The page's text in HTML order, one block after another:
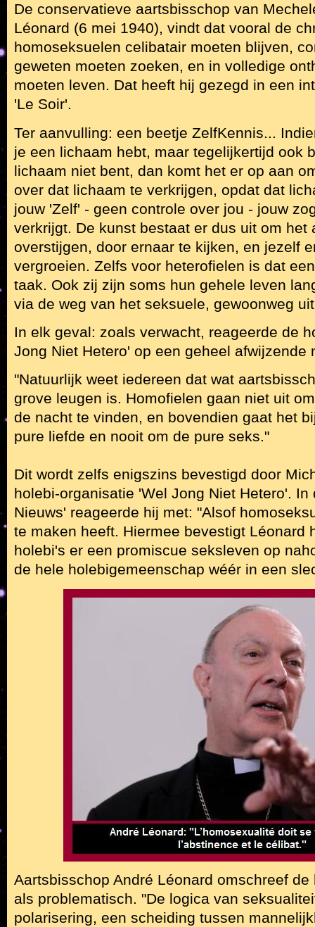
De conservatieve aartsbisschop van
Léonard (6 mei 1940), vindt dat vooral de
homoseksuelen celibatair moeten blijven,
geweten moeten zoeken, en in volledige
moeten leven. Dat heeft hij gezegd in een
'Le Soir'.
Ter aanvulling: een beetje ZelfKennis...
je een lichaam hebt, maar tegelijkertijd ook
lichaam niet bent, dan komt het er op aan
over dat lichaam te verkrijgen, opdat dat
jouw 'Zelf' - geen controle over jou - jouw
verkrijgt. De kunst bestaat er dus uit om het
overstijgen, door ernaar te kijken, en jezelf
vergroeien. Zelfs voor heterofielen is dat
taak. Ook zij zijn soms hun gehele leven
via de weg van het seksuele, gewoonweg
In elk geval: zoals verwacht, reageerde de
Jong Niet Hetero' op een geheel afwijzende
"Natuurlijk weet iedereen dat wat
grove leugen is. Homofielen gaan niet uit
de nacht te vinden, en bovendien gaat het
pure liefde en nooit om de pure seks."
Dit wordt zelfs enigszins bevestigd door
holebi-organisatie 'Wel Jong Niet Hetero'.
Nieuws' reageerde hij met: "Alsof
te maken heeft. Hiermee bevestigt Léonard
holebi's er een promiscue seksleven op
de hele holebigemeenschap wéér in een
Aartsbisschop André Léonard omschreef
als problematisch. "De logica van
polarisering, een scheiding tussen